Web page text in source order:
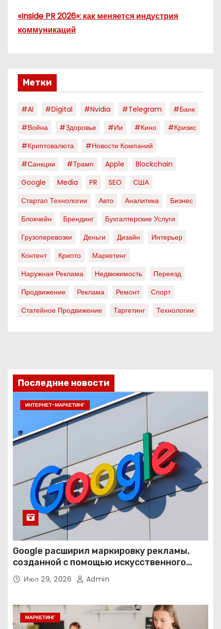
«Inside PR 2026»: как меняется индустрия
коммуникаций
Метки
#AI #digital #nvidia #telegram
#банк
#война
#здоровье #ии #кино
#кризис
#криптовалюта
#новости Компаний
#санкции
#трамп Apple
Blockchain
Google
Media PR SEO
США
Стартап Технологии
Авто Аналитика
Бизнес
Блокчейн
Брендинг
Бухгалтерские Услуги
Грузоперевозки
Деньги Дизайн
Интерьер
Контент
Крипто
Маркетинг
Наружная Реклама
Недвижимость
Переезд
Продвижение
Реклама Ремонт
Спорт
Статейное Продвижение
Таргетинг Технологии
Последние новости
ИНТЕРНЕТ-МАРКЕТИНГ
Google расширил маркировку рекламы,
созданной с помощью искусственного
интеллекта
Июл 29, 2026 Admin
МАРКЕТИНГ